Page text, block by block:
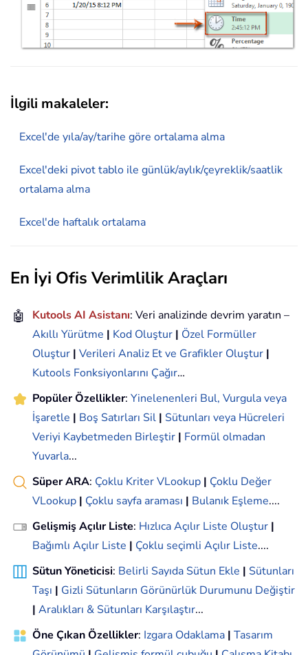
İlgili makaleler:
Excel'de yıla/ay/tarihe göre ortalama alma
Excel'deki pivot tablo ile günlük/aylık/çeyreklik/saatlik
ortalama alma
Excel'de haftalık ortalama
En İyi Ofis Verimlilik Araçları
🤖 Kutools AI Asistanı: Veri analizinde devrim yaratın –
Akıllı Yürütme | Kod Oluştur | Özel Formüller
Oluştur | Verileri Analiz Et ve Grafikler Oluştur |
Kutools Fonksiyonlarını Çağır…
Popüler Özellikler: Yinelenenleri Bul, Vurgula veya
İşaretle | Boş Satırları Sil | Sütunları veya Hücreleri
Veriyi Kaybetmeden Birleştir | Formül olmadan
Yuvarla...
Süper ARA: Çoklu Kriter VLookup | Çoklu Değer
VLookup | Çoklu sayfa araması | Bulanık Eşleme....
Gelişmiş Açılır Liste: Hızlıca Açılır Liste Oluştur |
Bağımlı Açılır Liste | Çoklu seçimli Açılır Liste....
Sütun Yöneticisi: Belirli Sayıda Sütun Ekle | Sütunları
Taşı | Gizli Sütunların Görünürlük Durumunu Değiştir
| Aralıkları & Sütunları Karşılaştır...
Öne Çıkan Özellikler: Izgara Odaklama | Tasarım